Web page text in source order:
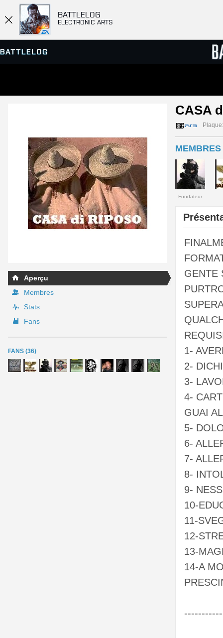
BATTLELOG
ELECTRONIC ARTS
Aperçu
Membres
Stats
Fans
FANS (36)
CASA
Plaque:
MEMBRES
Fondateur
GENTE
1-
2-
3-
4-
GUAI
5-
6-
7-
8-
9-
10-
11-
12-
13-
14-A